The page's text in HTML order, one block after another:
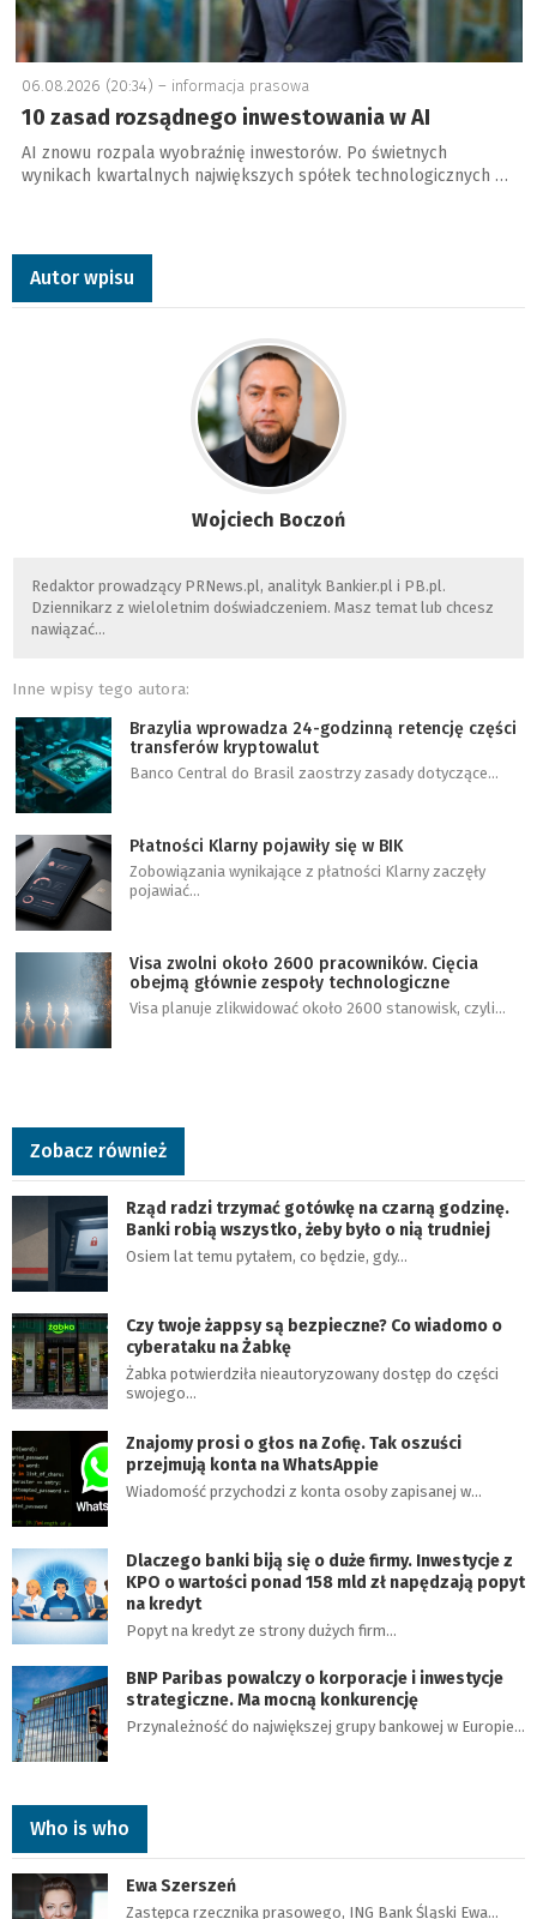
06.08.2026 (20:34) – informacja prasowa
10 zasad rozsądnego inwestowania w AI
AI znowu rozpala wyobraźnię inwestorów. Po świetnych
wynikach kwartalnych największych spółek technologicznych …
Autor wpisu
Wojciech Boczoń
Redaktor prowadzący PRNews.pl, analityk Bankier.pl i PB.pl.
Dziennikarz z wieloletnim doświadczeniem. Masz temat lub chcesz
nawiązać…
Inne wpisy tego autora:
Brazylia wprowadza 24-godzinną retencję części
transferów kryptowalut
Banco Central do Brasil zaostrzy zasady dotyczące…
Płatności Klarny pojawiły się w BIK
Zobowiązania wynikające z płatności Klarny zaczęły
pojawiać…
Visa zwolni około 2600 pracowników. Cięcia
obejmą głównie zespoły technologiczne
Visa planuje zlikwidować około 2600 stanowisk, czyli…
Zobacz również
Rząd radzi trzymać gotówkę na czarną godzinę.
Banki robią wszystko, żeby było o nią trudniej
Osiem lat temu pytałem, co będzie, gdy…
Czy twoje żappsy są bezpieczne? Co wiadomo o
cyberataku na Żabkę
Żabka potwierdziła nieautoryzowany dostęp do części
swojego…
Znajomy prosi o głos na Zofię. Tak oszuści
przejmują konta na WhatsAppie
Wiadomość przychodzi z konta osoby zapisanej w…
Dlaczego banki biją się o duże firmy. Inwestycje z
KPO o wartości ponad 158 mld zł napędzają popyt
na kredyt
Popyt na kredyt ze strony dużych firm…
BNP Paribas powalczy o korporacje i inwestycje
strategiczne. Ma mocną konkurencję
Przynależność do największej grupy bankowej w Europie…
Who is who
Ewa Szerszeń
Zastępca rzecznika prasowego, ING Bank Śląski Ewa…